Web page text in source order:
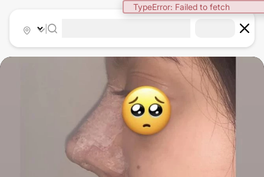
TypeError: Failed to fetch